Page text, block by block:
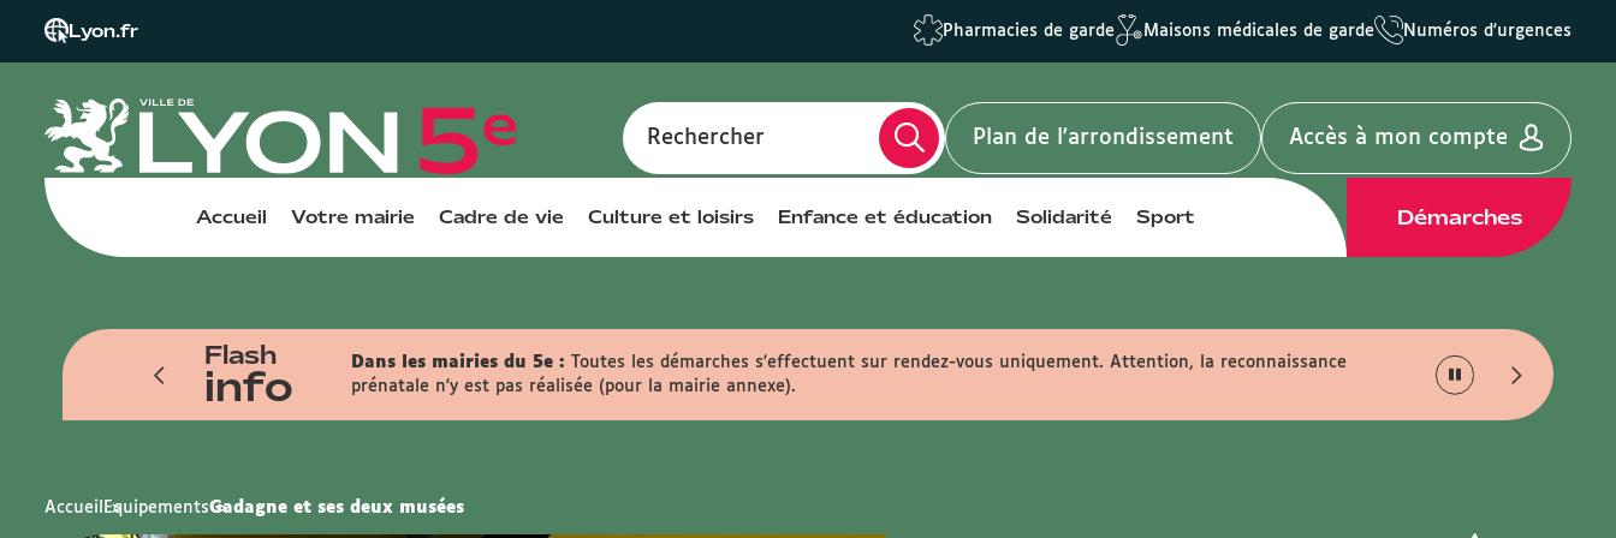
Lyon.fr Pharmacies de garde Maisons médicales de garde Numéros d'urgences
Rechercher Plan de l'arrondissement Accès à mon compte
Accueil Votre mairie Cadre de vie Culture et loisirs Enfance et éducation Solidarité Sport Démarches
Flash
info Dans les mairies du 5e :
Toutes les démarches s'effectuent sur rendez-vous uniquement. Attention, la reconnaissance
prénatale n'y est pas réalisée (pour la mairie annexe).
Je m'inscris à la
la vie de votre
Accueil EquipementsGadagne et ses deux musées